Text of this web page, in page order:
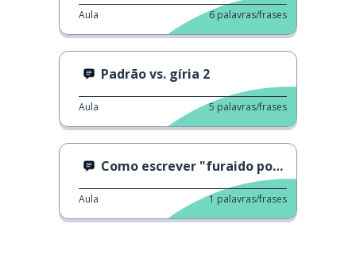
Aula 6 palavras/frases
Padrão vs. gíria 2
Aula 5 palavras/frases
Como escrever "furaido poteto"
Aula 1 palavras/frases